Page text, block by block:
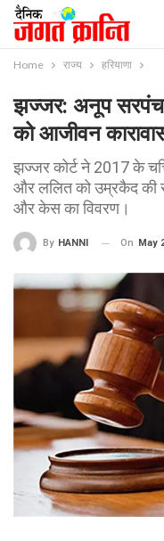
Home राज्य हरियाणा
झज्जर: अनूप सरपंच
को आजीवन
झज्जर कोर्ट ने 2017 के
और ललित को उम्रकैद की
और केस का विवरण।
By HANNI On May